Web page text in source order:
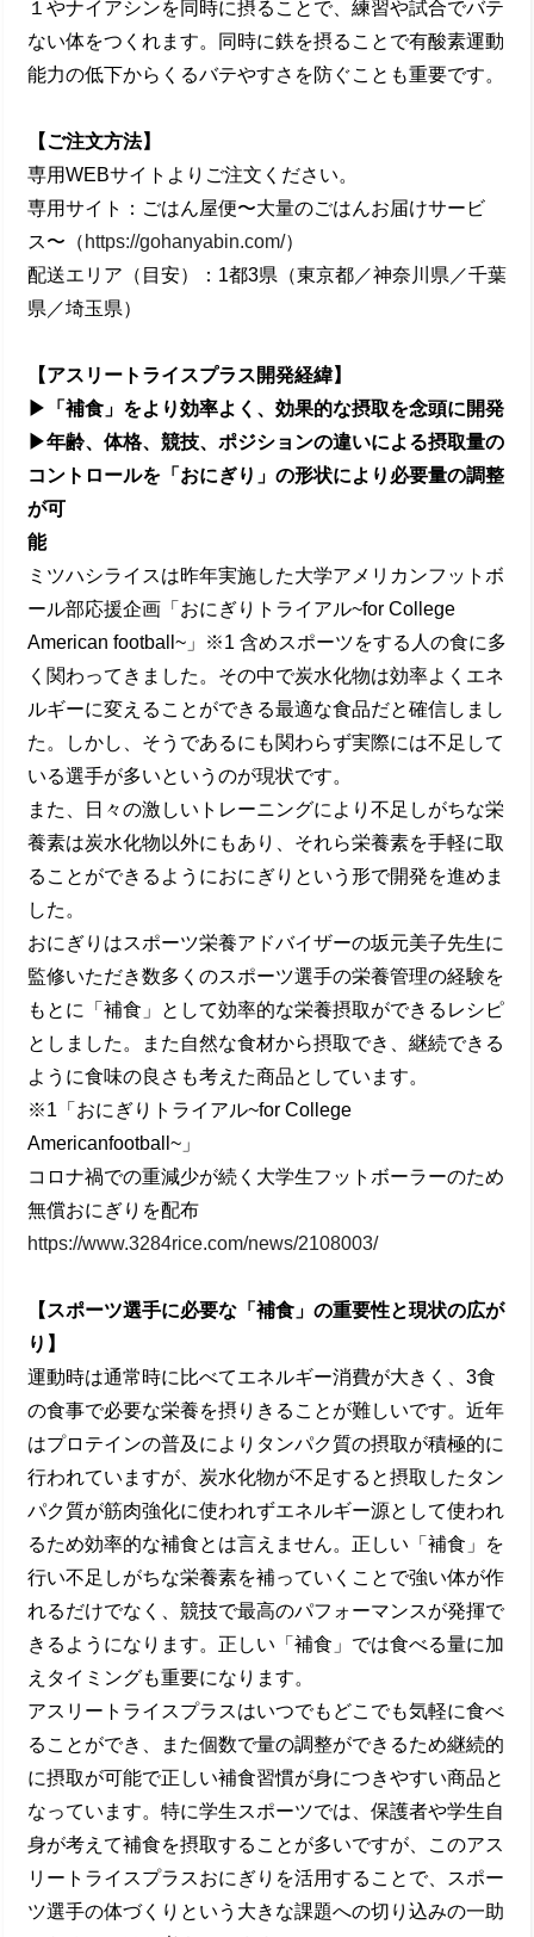
１やナイアシンを同時に摂ることで、練習や試合でバテ
ない体をつくれます。同時に鉄を摂ることで有酸素運動
能⼒の低下からくるバテやすさを防ぐことも重要です。
【ご注⽂⽅法】
専⽤WEBサイトよりご注文ください。
専用サイト：ごはん屋便〜⼤量のごはんお届けサービ
ス〜（ https://gohanyabin.com/）
配送エリア（目安）：1都3県（東京都／神奈川県／千葉
県／埼⽟県）
【アスリートライスプラス開発経緯】
▶「補⾷」をより効率よく、効果的な摂取を念頭に開発
▶年齢、体格、競技、ポジションの違いによる摂取量の
コントロールを「おにぎり」の形状により必要量の調整
が可
能
ミツハシライスは昨年実施した⼤学アメリカンフットボ
ール部応援企画「おにぎりトライアル~for College
American football~」※1 含めスポーツをする⼈の⾷に多
く関わってきました。その中で炭⽔化物は効率よくエネ
ルギーに変えることができる最適な⾷品だと確信しまし
た。しかし、そうであるにも関わらず実際には不⾜して
いる選⼿が多いというのが現状です。
また、⽇々の激しいトレーニングにより不⾜しがちな栄
養素は炭⽔化物以外にもあり、それら栄養素を⼿軽に取
ることができるようにおにぎりという形で開発を進めま
した。
おにぎりはスポーツ栄養アドバイザーの坂元美⼦先⽣に
監修いただき数多くのスポーツ選⼿の栄養管理の経験を
もとに「補⾷」として効率的な栄養摂取ができるレシピ
としました。また⾃然な⾷材から摂取でき、継続できる
ように⾷味の良さも考えた商品としています。
※1「おにぎりトライアル~for College
Americanfootball~」
コロナ禍での重減少が続く⼤学⽣フットボーラーのため
無償おにぎりを配布
https://www.3284rice.com/news/2108003/
【スポーツ選⼿に必要な「補⾷」の重要性と現状の広が
り】
運動時は通常時に⽐べてエネルギー消費が⼤きく、3⾷
の⾷事で必要な栄養を摂りきることが難しいです。近年
はプロテインの普及によりタンパク質の摂取が積極的に
⾏われていますが、炭⽔化物が不⾜すると摂取したタン
パク質が筋⾁強化に使われずエネルギー源として使われ
るため効率的な補⾷とは⾔えません。正しい「補⾷」を
⾏い不⾜しがちな栄養素を補っていくことで強い体が作
れるだけでなく、競技で最⾼のパフォーマンスが発揮で
きるようになります。正しい「補⾷」では⾷べる量に加
えタイミングも重要になります。
アスリートライスプラスはいつでもどこでも気軽に⾷べ
ることができ、また個数で量の調整ができるため継続的
に摂取が可能で正しい補⾷習慣が⾝につきやすい商品と
なっています。特に学⽣スポーツでは、保護者や学⽣⾃
⾝が考えて補⾷を摂取することが多いですが、このアス
リートライスプラスおにぎりを活⽤することで、スポー
ツ選⼿の体づくりという⼤きな課題への切り込みの⼀助